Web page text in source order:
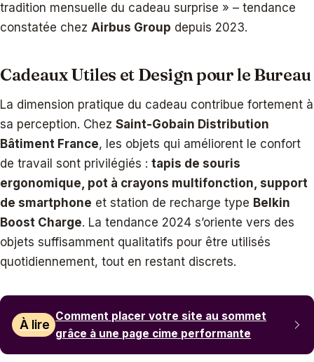
tradition mensuelle du cadeau surprise » – tendance
constatée chez Airbus Group depuis 2023.
Cadeaux Utiles et Design pour le Bureau
La dimension pratique du cadeau contribue fortement à
sa perception. Chez Saint-Gobain Distribution
Bâtiment France, les objets qui améliorent le confort
de travail sont privilégiés : tapis de souris
ergonomique, pot à crayons multifonction, support
de smartphone et station de recharge type Belkin
Boost Charge. La tendance 2024 s’oriente vers des
objets suffisamment qualitatifs pour être utilisés
quotidiennement, tout en restant discrets.
À lire
Comment placer votre site au sommet
grâce à une page cime performante